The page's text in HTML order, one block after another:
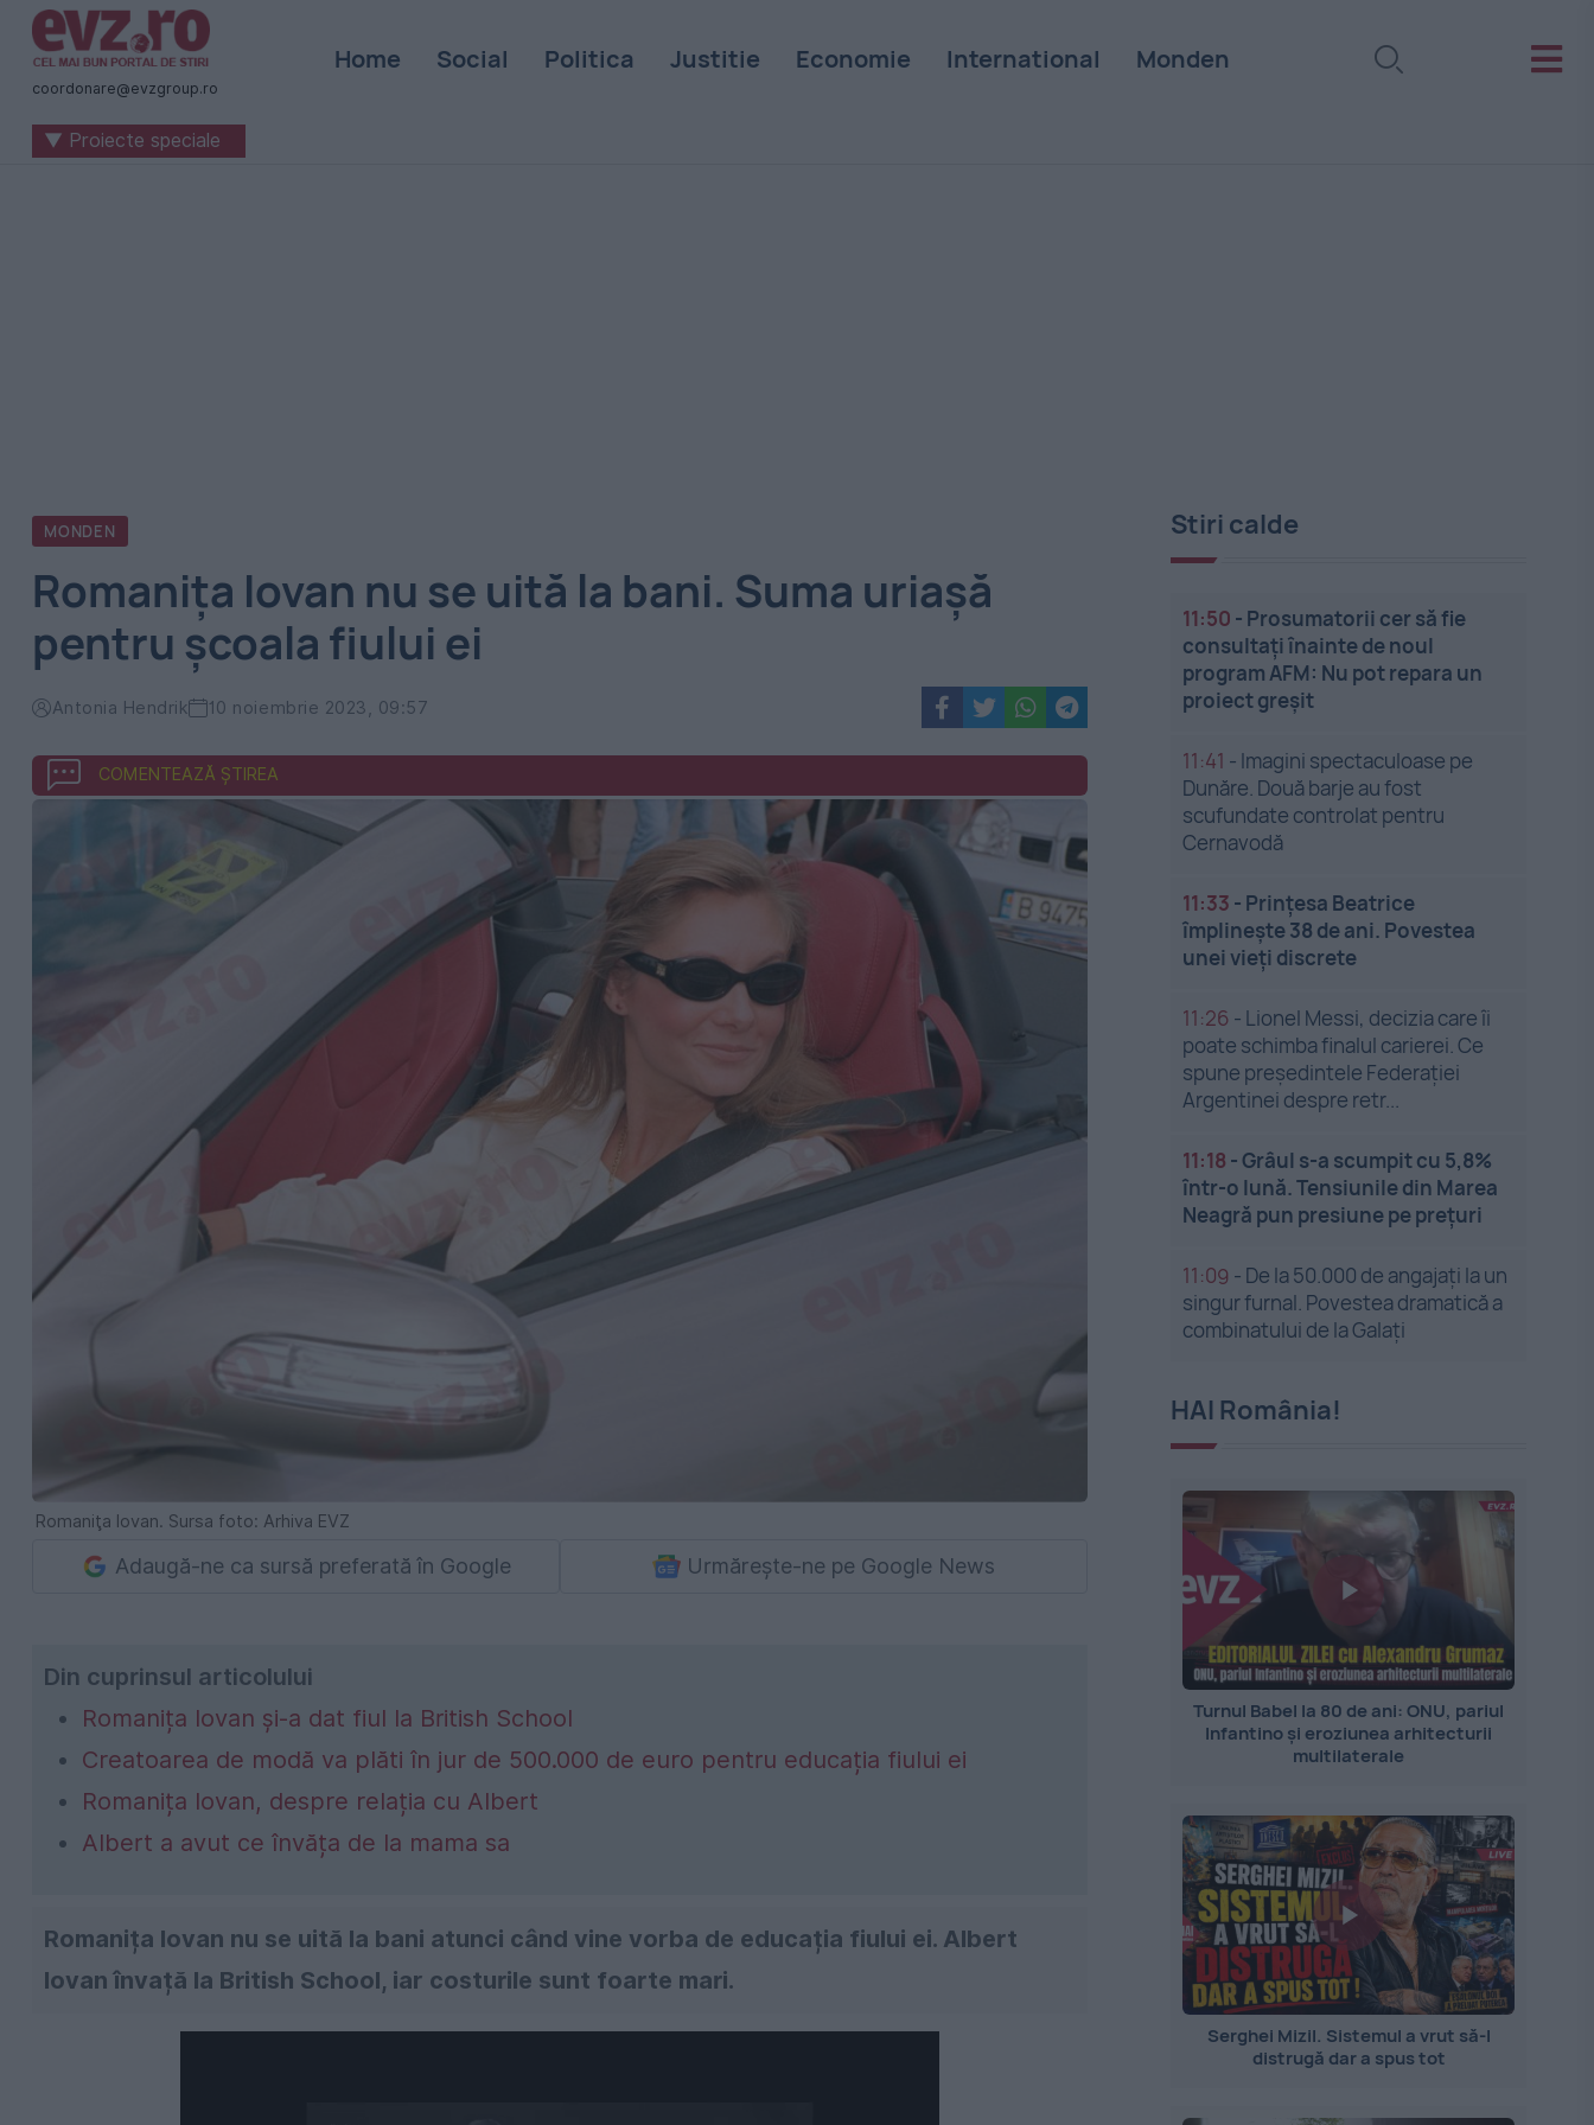
Știri
naționale
internaționale
coordonare@evzgroup.ro
Home Social Politica Justitie Economie International Monden
▼ Proiecte speciale
MONDEN
Romanița Iovan nu se uită la bani. Suma uriașă
pentru școala fiului ei
Antonia Hendrik 10 noiembrie 2023, 09:57
COMENTEAZĂ ȘTIREA
Romaniţa Iovan. Sursa foto: Arhiva EVZ
Adaugă-ne ca sursă preferată în Google Urmărește-ne pe Google News
Din cuprinsul articolului
Romanița Iovan şi-a dat fiul la British School
Creatoarea de modă va plăti în jur de 500.000 de euro pentru educația fiului ei
Romanița Iovan, despre relația cu Albert
Albert a avut ce învăța de la mama sa
Romanița Iovan nu se uită la bani atunci când vine vorba de educația fiului ei. Albert
Iovan învață la British School, iar costurile sunt foarte mari.
Stiri calde
11:50 - Prosumatorii cer să fie
consultați înainte de noul
program AFM: Nu pot repara un
proiect greșit
11:41 - Imagini spectaculoase pe
Dunăre. Două barje au fost
scufundate controlat pentru
Cernavodă
11:33 - Prințesa Beatrice
împlinește 38 de ani. Povestea
unei vieți discrete
11:26 - Lionel Messi, decizia care îi
poate schimba finalul carierei. Ce
spune președintele Federației
Argentinei despre retr...
11:18 -Grâul s-a scumpit cu 5,8%
într-o lună. Tensiunile din Marea
Neagră pun presiune pe prețuri
11:09 - De la 50.000 de angajați la un
singur furnal. Povestea dramatică a
combinatului de la Galați
HAI România!
Turnul Babel la 80 de ani: ONU, pariul
Infantino și eroziunea arhitecturii
multilaterale
Serghei Mizil. Sistemul a vrut să-l
distrugă dar a spus tot